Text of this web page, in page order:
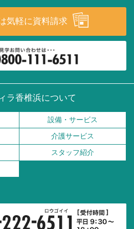
気軽に資料請求
ラ香椎浜について
設備・サービス
介護サービス
スタッフ紹介